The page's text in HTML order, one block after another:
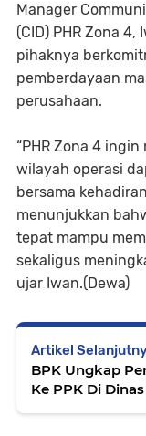
Manager
(CID) PHR Zona
pihaknya
pemberdayaan
perusahaan.
“PHR Zona 4
wilayah operasi
bersama
menunjukkan
tepat mampu
sekaligus
ujar Iwan.(Dewa)
Artikel
BPK Ungkap
Ke PPK Di